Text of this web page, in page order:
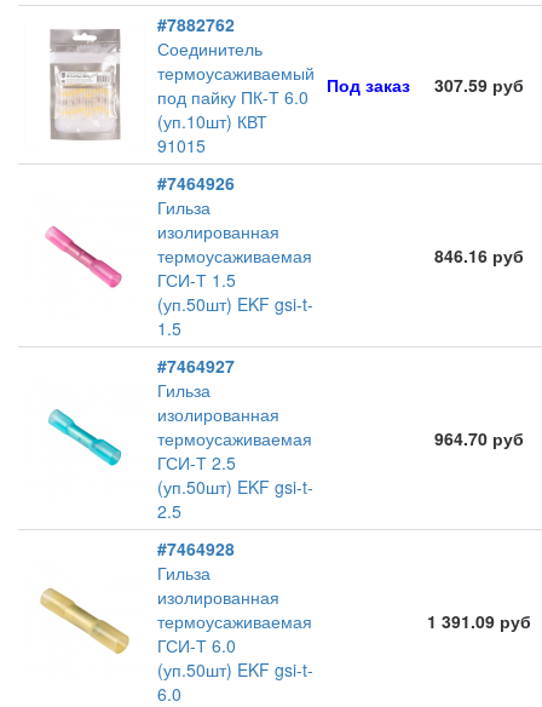
#7882762
Соединитель
термоусаживаемый
под пайку ПК-Т 6.0
(уп.10шт) КВТ
91015
Под заказ 307.59 руб
#7464926
Гильза
изолированная
термоусаживаемая
ГСИ-Т 1.5
(уп.50шт) EKF gsi-t-
1.5
846.16 руб
#7464927
Гильза
изолированная
термоусаживаемая
ГСИ-Т 2.5
(уп.50шт) EKF gsi-t-
2.5
964.70 руб
#7464928
Гильза
изолированная
термоусаживаемая
ГСИ-Т 6.0
(уп.50шт) EKF gsi-t-
6.0
1 391.09 руб